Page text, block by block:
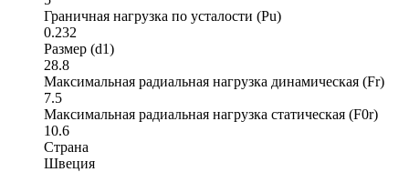
Граничная нагрузка по усталости (Pu)
0.232
Размер (d1)
28.8
Максимальная радиальная нагрузка динамическая (Fr)
7.5
Максимальная радиальная нагрузка статическая (F0r)
10.6
Страна
Швеция